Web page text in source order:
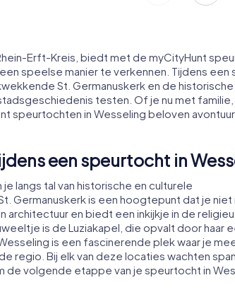
Erft-Kreis, biedt met de myCityHunt
speelse manier te verkennen. Tijdens een
St. Germanuskerk en de historische
testen. Of je nu met
speurtochten in Wesseling beloven
een speurtocht in
langs tal van historische en culturele
Germanuskerk is een hoogtepunt dat je niet
architectuur en biedt een inkijkje in de
is de Luziakapel, die opvalt door haar
is een fascinerende plek waar je
regio. Bij elk van deze locaties wachten
de volgende etappe van je speurtocht in